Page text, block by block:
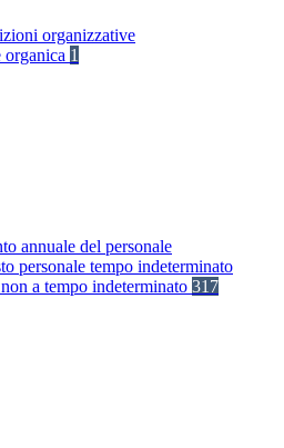
organizzative
1
annuale del personale
personale tempo indeterminato
a tempo indeterminato 317